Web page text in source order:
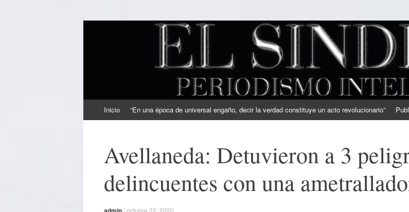
EL SINDICAL
Periodismo Inteligente
al
Inicio “En una época de universal engaño, decir la verdad constituye un acto revolucionario”
Avellaneda: Detuvieron a 3
delincuentes con una
/octubre 22, 2020